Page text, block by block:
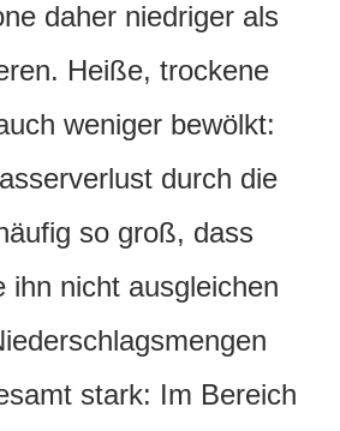
daher niedriger als
Heiße, trockene
weniger bewölkt:
durch die
so groß, dass
ihn nicht ausgleichen
stark: Im Bereich